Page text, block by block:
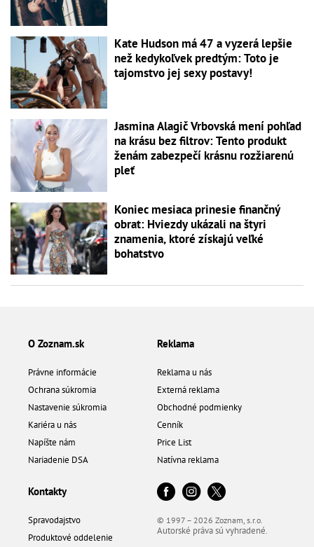
Kate Hudson má 47 a vyzerá lepšie
než kedykoľvek predtým: Toto je
tajomstvo jej sexy postavy!
Jasmina Alagič Vrbovská mení pohľad
na krásu bez filtrov: Tento produkt
ženám zabezpečí krásnu rozžiarenú
pleť
Koniec mesiaca prinesie finančný
obrat: Hviezdy ukázali na štyri
znamenia, ktoré získajú veľké
bohatstvo
O Zoznam.sk
Právne informácie
Ochrana súkromia
Nastavenie súkromia
Kariéra u nás
Napíšte nám
Nariadenie DSA
Reklama
Reklama u nás
Externá reklama
Obchodné podmienky
Cenník
Price List
Natívna reklama
Kontakty
Spravodajstvo
Produktové oddelenie
© 1997 – 2026 Zoznam, s.r.o.
Autorské práva sú vyhradené.